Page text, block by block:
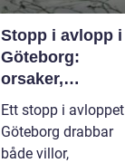
Stopp i avlopp i
Göteborg:
orsaker,
lösningar och
hur problem kan
undvikas
Ett stopp i avloppet
Göteborg drabbar
både villor,